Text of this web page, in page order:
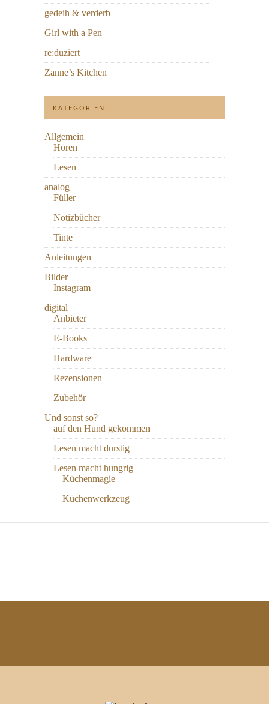
gedeih & verderb
Girl with a Pen
re:duziert
Zanne’s Kitchen
KATEGORIEN
Allgemein
Hören
Lesen
analog
Füller
Notizbücher
Tinte
Anleitungen
Bilder
Instagram
digital
Anbieter
E-Books
Hardware
Rezensionen
Zubehör
Und sonst so?
auf den Hund gekommen
Lesen macht durstig
Lesen macht hungrig
Küchenmagie
Küchenwerkzeug